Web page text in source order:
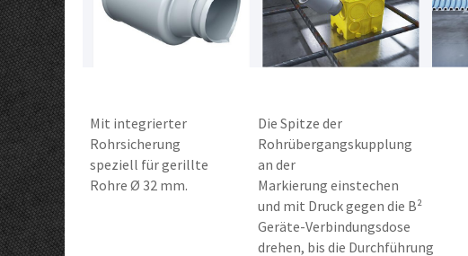
Mit integrierter
Rohrsicherung
speziell für gerillte
Rohre Ø 32 mm.
Die Spitze der
Rohrübergangskupplung
an der
Markierung einstechen
und mit Druck gegen die B²
Geräte-Verbindungsdose
drehen, bis die Durchführung